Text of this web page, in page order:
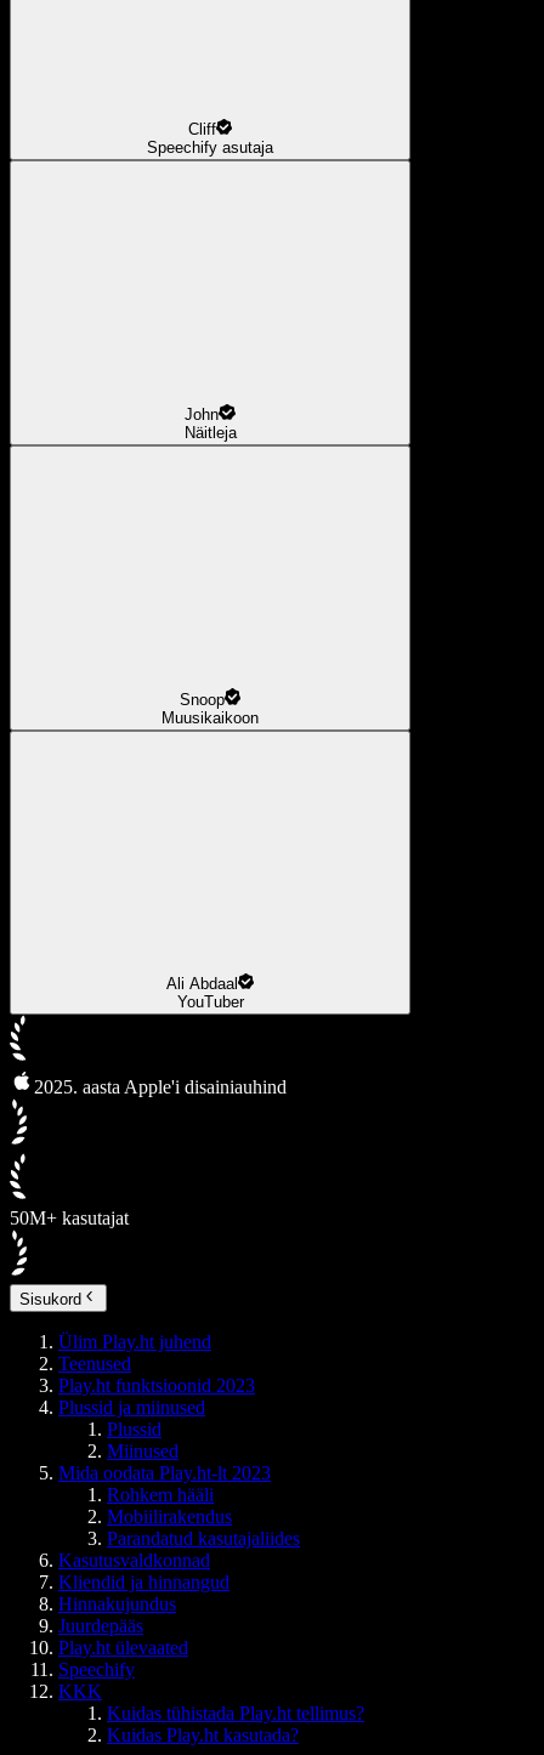
Cliff
Speechify asutaja
John
Näitleja
Snoop
Muusikaikoon
Ali Abdaal
YouTuber
2025. aasta Apple'i disainiauhind
50M+ kasutajat
Sisukord
Ülim Play.ht juhend
Teenused
Play.ht funktsioonid 2023
Plussid ja miinused
Plussid
Miinused
Mida oodata Play.ht-lt 2023
Rohkem hääli
Mobiilirakendus
Parandatud kasutajaliides
Kasutusvaldkonnad
Kliendid ja hinnangud
Hinnakujundus
Juurdepääs
Play.ht ülevaated
Speechify
KKK
Kuidas tühistada Play.ht tellimus?
Kuidas Play.ht kasutada?